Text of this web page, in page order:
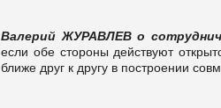
Валерий ЖУРАВЛЕВ о
если обе стороны действуют
ближе друг к другу в построении